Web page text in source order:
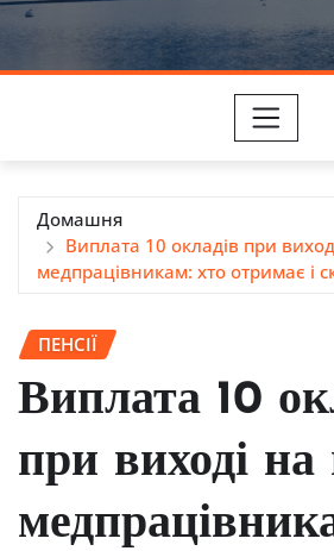
Домашня
Виплата 10 окладів при
медпрацівникам: хто отримає і
ПЕНСІЇ
Виплата 10
при виході на